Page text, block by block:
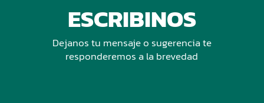
ESCRIBINOS
Dejanos tu mensaje o sugerencia te
responderemos a la brevedad